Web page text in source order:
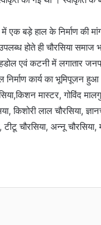
एक बड़े हाल के निर्माण की
होते ही चौरसिया समाज
एवं कटनी में लगातार
कार्य का भूमिपूजन हुआ
मास्टर, गोविंद
किशोरी लाल चौरसिया,
चौरसिया, अन्नू चौरसिया,